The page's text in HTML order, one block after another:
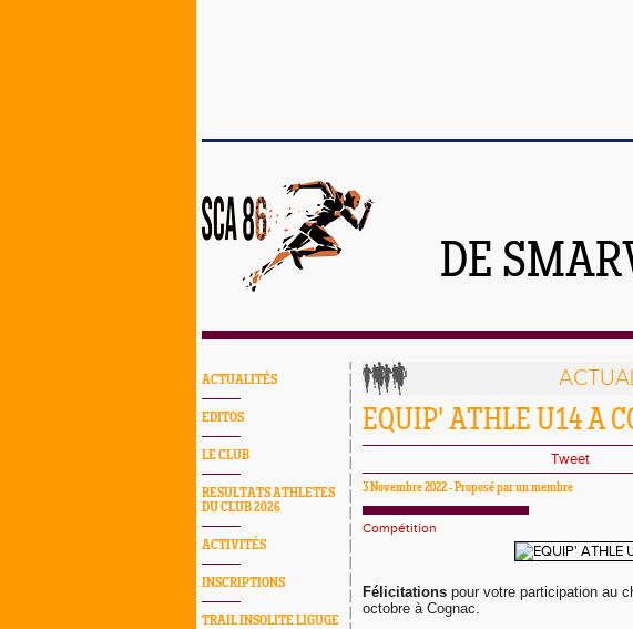
DE
ACTUALITÉS
EDITOS
LE CLUB
RESULTATS ATHLETES
DU CLUB 2026
ACTIVITÉS
INSCRIPTIONS
TRAIL INSOLITE LIGUGE
EQUIP' ATHLE U14 A
Tweet
3 Novembre 2022 - Proposé par un membre
Compétition
Félicitations pour votre participation au
octobre à Cognac.